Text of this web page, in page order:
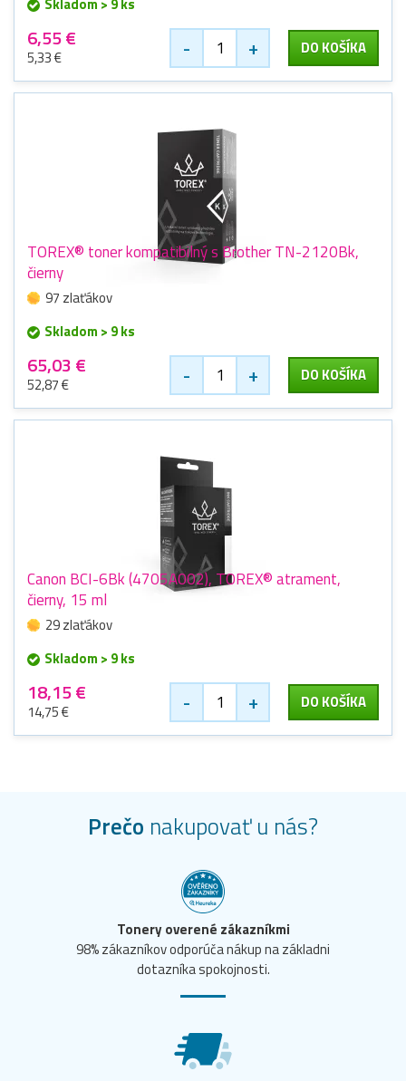
Skladom > 9 ks
6,55 €
5,33 € - + DO KOŠÍKA
TOREX® toner kompatibilný s Brother TN-2120Bk,
čierny
97 zlaťákov
Skladom > 9 ks
65,03 €
52,87 € - + DO KOŠÍKA
Canon BCI-6Bk (4705A002), TOREX® atrament,
čierny, 15 ml
29 zlaťákov
Skladom > 9 ks
18,15 €
14,75 € - + DO KOŠÍKA
Prečo nakupovať u nás?
Tonery overené zákazníkmi
98% zákazníkov odporúča nákup na základni
dotazníka spokojnosti.